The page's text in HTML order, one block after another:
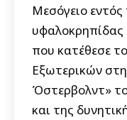
Μεσόγειο εντός
που κατέθεσε
Εξωτερικών
Όστερβολντ»
και της